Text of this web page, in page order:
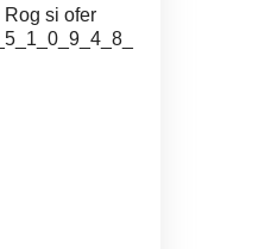
Rog si ofer